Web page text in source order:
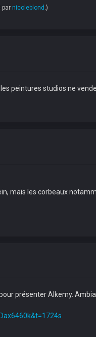
par nicoleblond .)
peintures studios ne
mais les corbeaux
présenter Alkemy.